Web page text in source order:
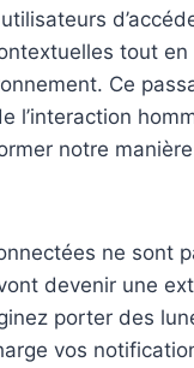
tout
Ce
l’interaction
notre
ne sont
devenir une
porter des
vos